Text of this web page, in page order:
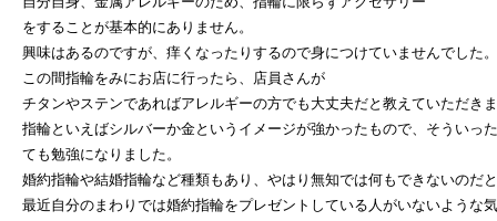
をすることが基本的にありません。
興味はあるのですが、痒くなったりするので身につけていませんでした。
この間指輪をみにお店に行ったら、店員さんが
チタンやステンであればアレルギーの方でも大丈夫だと教えていただき
指輪といえばシルバーか金というイメージが強かったもので、そういっ
ても勉強になりました。
婚約指輪や結婚指輪など種類もあり、やはり無知では何もできないのだ
最近自分のまわりでは婚約指輪をプレゼントしている人がいないような